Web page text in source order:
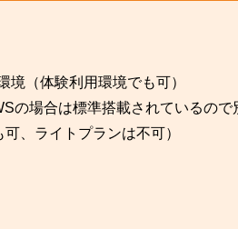
境（体験利用環境でも可）
の場合は標準搭載されているので
、ライトプランは不可）